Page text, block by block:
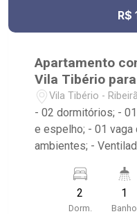
R$
Apartamento
Vila Tibério
Vila Tibério -
- 02 dormitórios; -
e espelho; - 01
ambientes; -
com portão
Creche Lar Escola
2
Dorm.
1
Banho